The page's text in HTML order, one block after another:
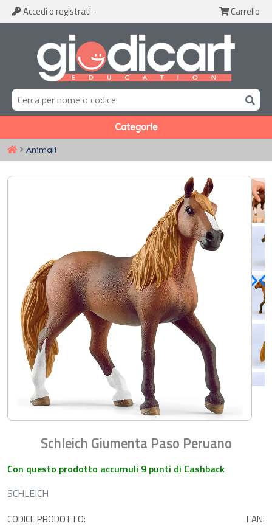
Accedi o registrati - Carrello
Categorie
Animali
Schleich Giumenta Paso Peruano
Con questo prodotto accumuli 9 punti di Cashback
SCHLEICH
CODICE PRODOTTO:
EAN: